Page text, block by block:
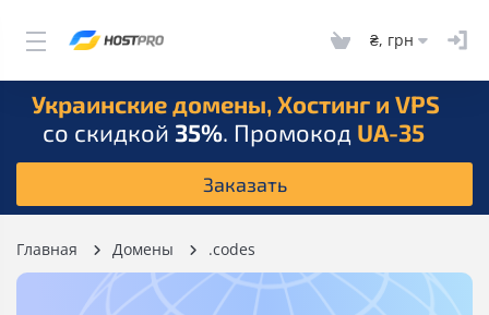
₴, грн
Украинские домены, Хостинг и VPS
со скидкой 35%. Промокод UA-35
Заказать
Главная Домены .codes